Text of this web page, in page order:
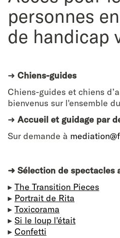
personnes
de handicap
➜ Chiens-guides
Chiens-guides et chiens
bienvenus sur l'ensemble
➜ Accueil et guidage par
Sur demande à
➜ Sélection de spectacles
▸ The Transition Pieces
▸ Portrait de Rita
▸ Toxicorama
▸ Si le loup l'était
▸ Confetti